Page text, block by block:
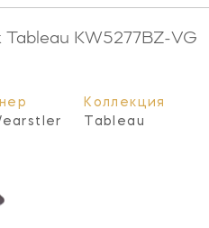
Tableau KW5277BZ-VG
Коллекция
Tableau